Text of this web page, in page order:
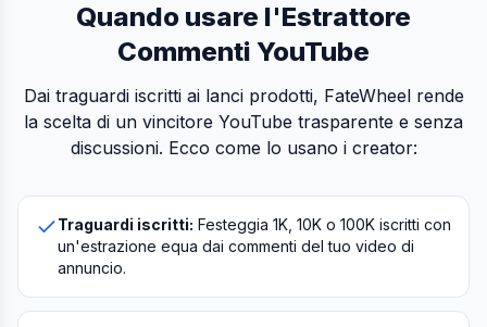
Quando usare l'Estrattore
Commenti YouTube
Dai traguardi iscritti ai lanci prodotti, FateWheel rende
la scelta di un vincitore YouTube trasparente e senza
discussioni. Ecco come lo usano i creator:
Traguardi iscritti: Festeggia 1K, 10K o 100K iscritti con
un'estrazione equa dai commenti del tuo video di
annuncio.